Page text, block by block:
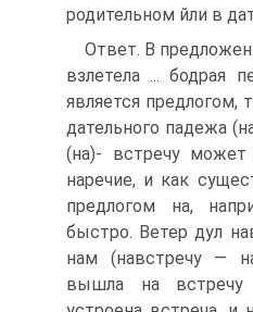
родительном йли в
Ответ. В
взлетела ... бодрая
является предлогом,
дательного падежа
(на)- встречу может
наречие, и как
предлогом на,
быстро. Ветер дул
нам (навстречу —
вышла на